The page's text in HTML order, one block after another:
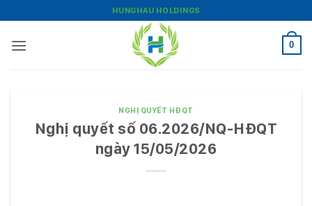
qua
nội
HUNGHAU HOLDINGS
0
NGHỊ QUYẾT HĐQT
Nghị quyết số 06.2026/NQ-HĐQT
ngày 15/05/2026